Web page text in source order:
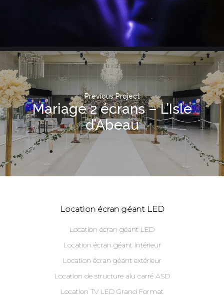
Previous Project
Mariage 2 écrans – L’Isle
d’Abeau
Location écran géant LED
Location écran géant LED
Location écran géant intérieur
Location écran géant extérieur
Location de structure alu carré ASD
Location TV LED Grand Format